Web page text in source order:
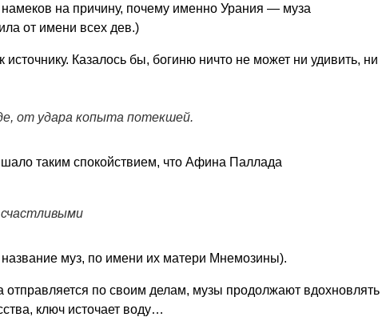
намеков на причину, почему именно Урания — муза
от имени всех дев.)
Казалось бы, богиню ничто не может ни удивить, ни
от удара копыта потекшей.
таким спокойствием, что Афина Паллада
муз, по имени их матери Мнемозины).
отправляется по своим делам, музы продолжают вдохновлять
ключ источает воду…